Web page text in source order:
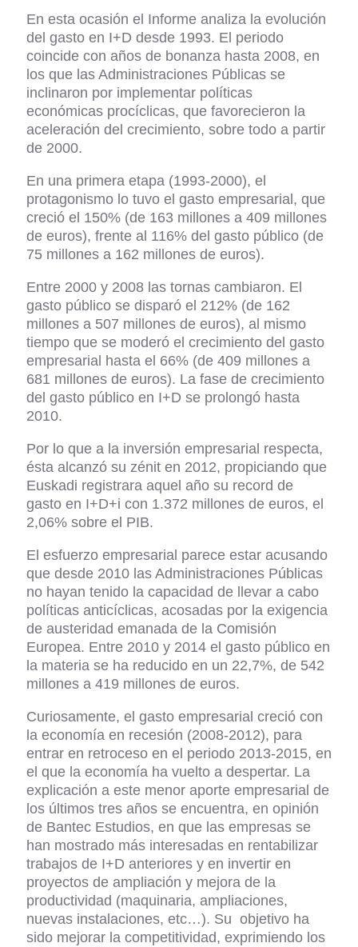
En esta ocasión el Informe analiza la evolución
del gasto en I+D desde 1993. El periodo
coincide con años de bonanza hasta 2008, en
los que las Administraciones Públicas se
inclinaron por implementar políticas
económicas procíclicas, que favorecieron la
aceleración del crecimiento, sobre todo a partir
de 2000.
En una primera etapa (1993-2000), el
protagonismo lo tuvo el gasto empresarial, que
creció el 150% (de 163 millones a 409 millones
de euros), frente al 116% del gasto público (de
75 millones a 162 millones de euros).
Entre 2000 y 2008 las tornas cambiaron. El
gasto público se disparó el 212% (de 162
millones a 507 millones de euros), al mismo
tiempo que se moderó el crecimiento del gasto
empresarial hasta el 66% (de 409 millones a
681 millones de euros). La fase de crecimiento
del gasto público en I+D se prolongó hasta
2010.
Por lo que a la inversión empresarial respecta,
ésta alcanzó su zénit en 2012, propiciando que
Euskadi registrara aquel año su record de
gasto en I+D+i con 1.372 millones de euros, el
2,06% sobre el PIB.
El esfuerzo empresarial parece estar acusando
que desde 2010 las Administraciones Públicas
no hayan tenido la capacidad de llevar a cabo
políticas anticíclicas, acosadas por la exigencia
de austeridad emanada de la Comisión
Europea. Entre 2010 y 2014 el gasto público en
la materia se ha reducido en un 22,7%, de 542
millones a 419 millones de euros.
Curiosamente, el gasto empresarial creció con
la economía en recesión (2008-2012), para
entrar en retroceso en el periodo 2013-2015, en
el que la economía ha vuelto a despertar. La
explicación a este menor aporte empresarial de
los últimos tres años se encuentra, en opinión
de Bantec Estudios, en que las empresas se
han mostrado más interesadas en rentabilizar
trabajos de I+D anteriores y en invertir en
proyectos de ampliación y mejora de la
productividad (maquinaria, ampliaciones,
nuevas instalaciones, etc…). Su objetivo ha
sido mejorar la competitividad, exprimiendo los